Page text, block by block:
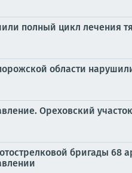
полный цикл лечения
области
Ореховский участок
бригады 68